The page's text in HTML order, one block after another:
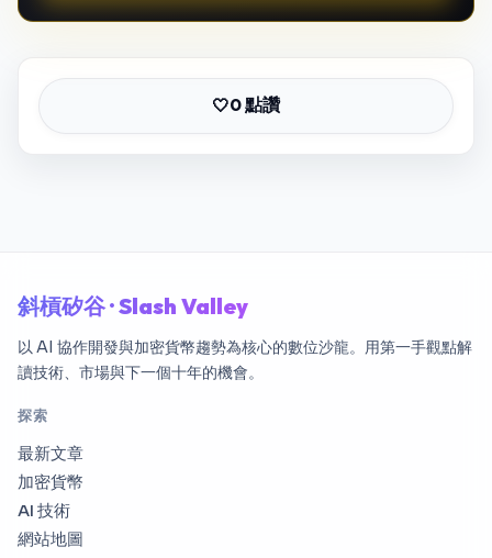
🤍0 點讚
斜槓矽谷 · Slash Valley
以 AI 協作開發與加密貨幣趨勢為核心的數位沙龍。用第一手觀點解
讀技術、市場與下一個十年的機會。
探索
最新文章
加密貨幣
AI 技術
網站地圖